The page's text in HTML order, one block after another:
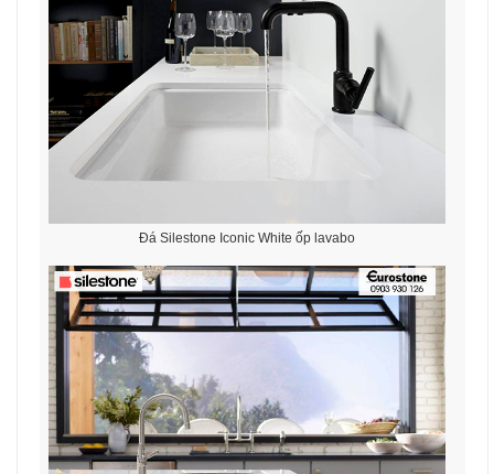
Đá Silestone Iconic White ốp lavabo